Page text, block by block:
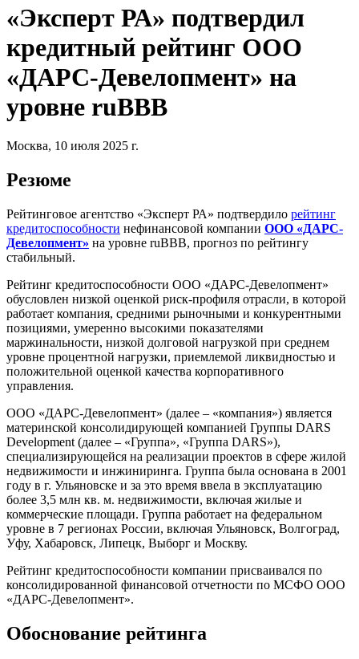
«Эксперт РА» подтвердил
кредитный рейтинг ООО
«ДАРС-Девелопмент» на
уровне ruBBB
Москва, 10 июля 2025 г.
Резюме
Рейтинговое агентство «Эксперт РА» подтвердило рейтинг
кредитоспособности нефинансовой компании ООО «ДАРС-
Девелопмент» на уровне ruBBB, прогноз по рейтингу
стабильный.
Рейтинг кредитоспособности ООО «ДАРС-Девелопмент»
обусловлен низкой оценкой риск-профиля отрасли, в которой
работает компания, средними рыночными и конкурентными
позициями, умеренно высокими показателями
маржинальности, низкой долговой нагрузкой при среднем
уровне процентной нагрузки, приемлемой ликвидностью и
положительной оценкой качества корпоративного
управления.
ООО «ДАРС-Девелопмент» (далее – «компания») является
материнской консолидирующей компанией Группы DARS
Development (далее – «Группа», «Группа DARS»),
специализирующейся на реализации проектов в сфере жилой
недвижимости и инжиниринга. Группа была основана в 2001
году в г. Ульяновске и за это время ввела в эксплуатацию
более 3,5 млн кв. м. недвижимости, включая жилые и
коммерческие площади. Группа работает на федеральном
уровне в 7 регионах России, включая Ульяновск, Волгоград,
Уфу, Хабаровск, Липецк, Выборг и Москву.
Рейтинг кредитоспособности компании присваивался по
консолидированной финансовой отчетности по МСФО ООО
«ДАРС-Девелопмент».
Обоснование рейтинга